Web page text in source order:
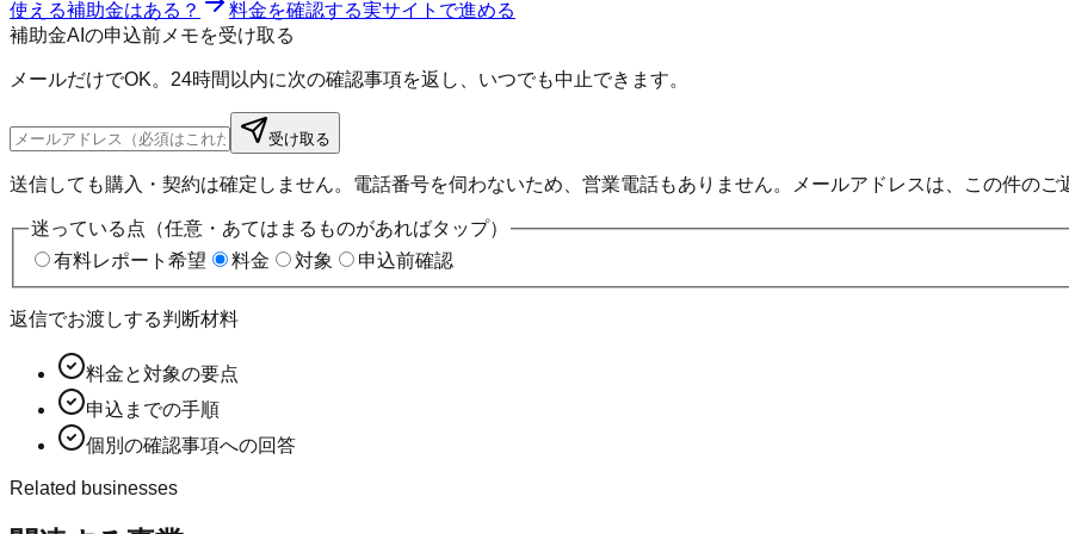
使える補助金はある？
料金を確認する実サイトで進める
補助金AIの申込前メモを受け取る
メールだけでOK。24時間以内に次の確認事項を返し、いつでも中止できます。
受け取る
送信しても購入・契約は確定しません。電話番号を伺わないため、営業電話もありません。メールアドレスは、この件のご
迷っている点（任意・あてはまるものがあればタップ）
有料レポート希望
料金 対象 申込前確認
返信でお渡しする判断材料
料金と対象の要点
申込までの手順
個別の確認事項への回答
Related businesses